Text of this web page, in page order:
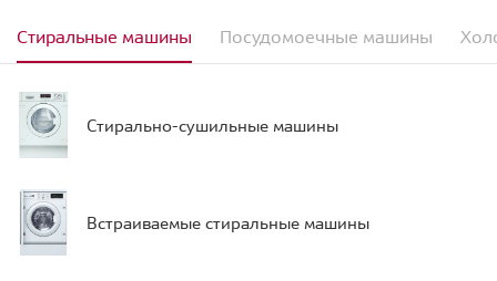
Стиральные машины Посудомоечные машины
Стирально-сушильные машины
Встраиваемые стиральные машины